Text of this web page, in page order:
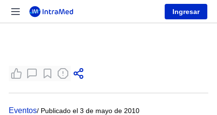
Ingresar
Eventos/ Publicado el 3 de mayo de 2010